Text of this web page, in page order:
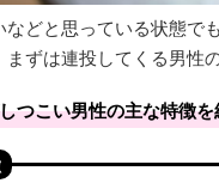
どと思っている状態で
ずは連投してくる男性
つこい男性の主な特徴